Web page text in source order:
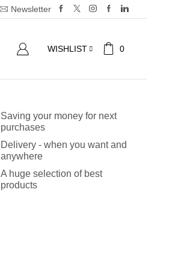
Newsletter
WISHLIST 0
Saving your money for next
purchases
Delivery - when you want and
anywhere
A huge selection of best
products